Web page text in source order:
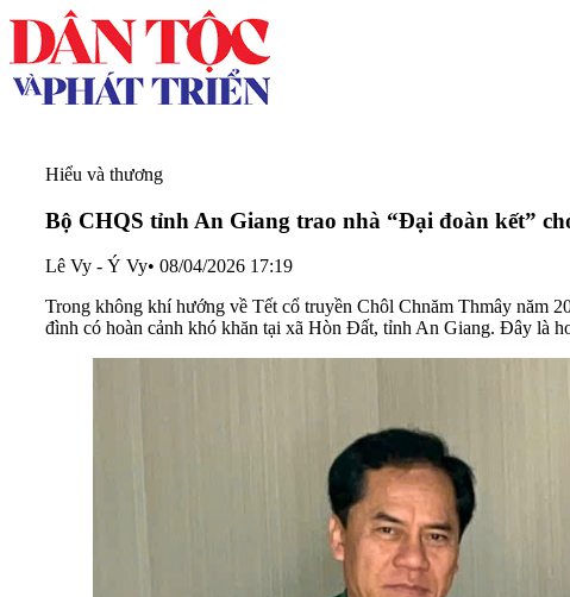
Hiểu và thương
Bộ CHQS tỉnh An Giang trao nhà “Đại đoàn kết”
Lê Vy - Ý Vy• 08/04/2026 17:19
Trong không khí hướng về Tết cổ truyền Chôl Chnăm Thmây năm
đình có hoàn cảnh khó khăn tại xã Hòn Đất, tỉnh An Giang. Đây là